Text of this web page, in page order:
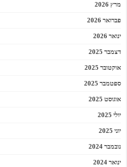
מרץ 2026
פברואר 2026
ינואר 2026
דצמבר 2025
אוקטובר 2025
ספטמבר 2025
אוגוסט 2025
יולי 2025
יוני 2025
נובמבר 2024
ינואר 2024